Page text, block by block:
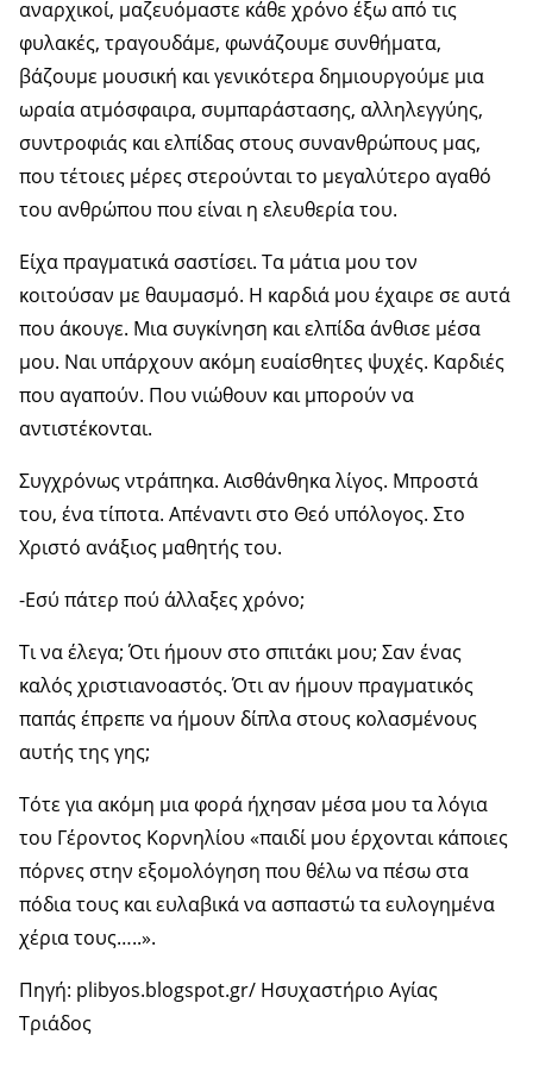
αναρχικοί, μαζευόμαστε κάθε χρόνο έξω από τις
φυλακές, τραγουδάμε, φωνάζουμε συνθήματα,
βάζουμε μουσική και γενικότερα δημιουργούμε μια
ωραία ατμόσφαιρα, συμπαράστασης, αλληλεγγύης,
συντροφιάς και ελπίδας στους συνανθρώπους μας,
που τέτοιες μέρες στερούνται το μεγαλύτερο αγαθό
του ανθρώπου που είναι η ελευθερία του.
Είχα πραγματικά σαστίσει. Τα μάτια μου τον
κοιτούσαν με θαυμασμό. Η καρδιά μου έχαιρε σε αυτά
που άκουγε. Μια συγκίνηση και ελπίδα άνθισε μέσα
μου. Ναι υπάρχουν ακόμη ευαίσθητες ψυχές. Καρδιές
που αγαπούν. Που νιώθουν και μπορούν να
αντιστέκονται.
Συγχρόνως ντράπηκα. Αισθάνθηκα λίγος. Μπροστά
του, ένα τίποτα. Απέναντι στο Θεό υπόλογος. Στο
Χριστό ανάξιος μαθητής του.
-Εσύ πάτερ πού άλλαξες χρόνο;
Τι να έλεγα; Ότι ήμουν στο σπιτάκι μου; Σαν ένας
καλός χριστιανοαστός. Ότι αν ήμουν πραγματικός
παπάς έπρεπε να ήμουν δίπλα στους κολασμένους
αυτής της γης;
Τότε για ακόμη μια φορά ήχησαν μέσα μου τα λόγια
του Γέροντος Κορνηλίου «παιδί μου έρχονται κάποιες
πόρνες στην εξομολόγηση που θέλω να πέσω στα
πόδια τους και ευλαβικά να ασπαστώ τα ευλογημένα
χέρια τους…..».
Πηγή: plibyos.blogspot.gr/ Ησυχαστήριο Αγίας
Τριάδος